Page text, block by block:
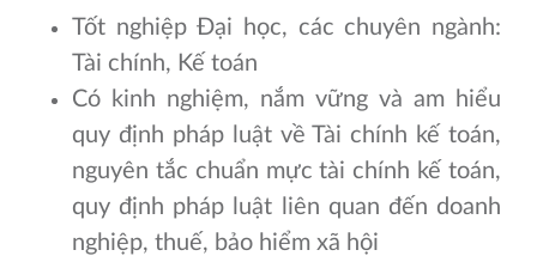
Tốt nghiệp Đại học, các chuyên ngành:
Tài chính, Kế toán
Có kinh nghiệm, nắm vững và am hiểu
quy định pháp luật về Tài chính kế toán,
nguyên tắc chuẩn mực tài chính kế toán,
quy định pháp luật liên quan đến doanh
nghiệp, thuế, bảo hiểm xã hội